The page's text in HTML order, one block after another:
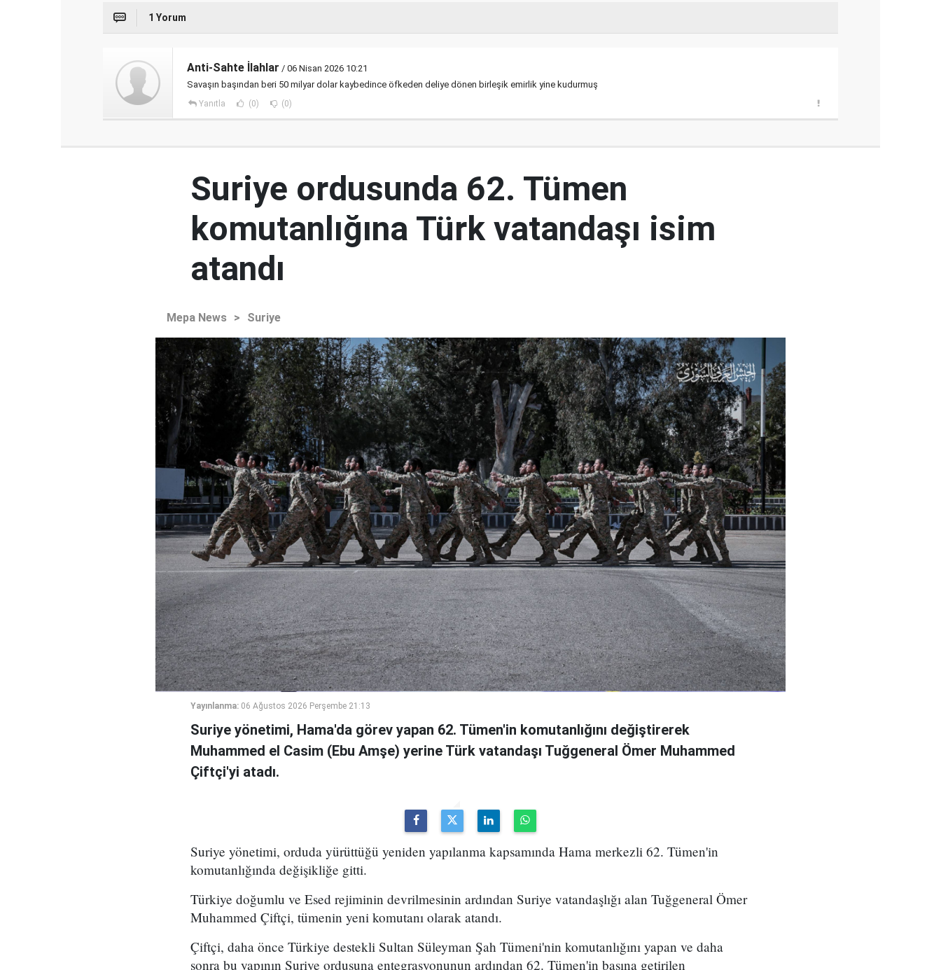
1 Yorum
Anti-Sahte İlahlar / 06 Nisan 2026 10:21
Savaşın başından beri 50 milyar dolar kaybedince öfkeden deliye dönen birleşik emirlik yine kudurmuş
Yanıtla (0) (0)
Suriye ordusunda 62. Tümen
komutanlığına Türk vatandaşı isim
atandı
Mepa News > Suriye
Yayınlanma: 06 Ağustos 2026 Perşembe 21:13
Suriye yönetimi, Hama'da görev yapan 62. Tümen'in komutanlığını değiştirerek
Muhammed el Casim (Ebu Amşe) yerine Türk vatandaşı Tuğgeneral Ömer Muhammed
Çiftçi'yi atadı.
Suriye yönetimi, orduda yürüttüğü yeniden yapılanma kapsamında Hama merkezli 62. Tümen'in
komutanlığında değişikliğe gitti.
Türkiye doğumlu ve Esed rejiminin devrilmesinin ardından Suriye vatandaşlığı alan Tuğgeneral Ömer
Muhammed Çiftçi, tümenin yeni komutanı olarak atandı.
Çiftçi, daha önce Türkiye destekli Sultan Süleyman Şah Tümeni'nin komutanlığını yapan ve daha
sonra bu yapının Suriye ordusuna entegrasyonunun ardından 62. Tümen'in başına getirilen